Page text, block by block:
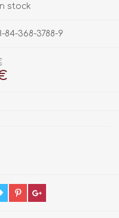
stock
84-368-3788-9